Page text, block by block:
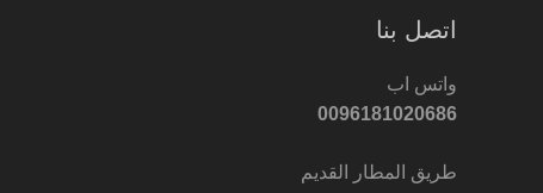
اتصل بنا
واتس اب
0096181020686
طريق المطار القديم